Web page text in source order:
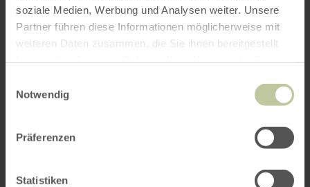
soziale Medien, Werbung und Analysen weiter. Unsere
Partner führen diese Informationen möglicherweise mit
weiteren Daten zusammen, die Sie ihnen bereitgestellt
Notwendig
Präferenzen
Statistiken